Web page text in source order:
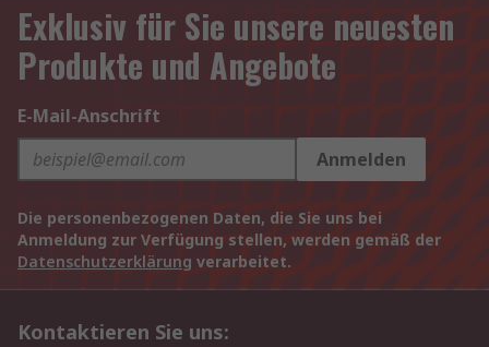
Exklusiv für Sie unsere neuesten
Produkte und Angebote
E-Mail-Anschrift
Anmelden
Die personenbezogenen Daten, die Sie uns bei
Anmeldung zur Verfügung stellen, werden gemäß der
Datenschutzerklärung verarbeitet.
Kontaktieren Sie uns: